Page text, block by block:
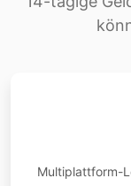
Multiplattform-